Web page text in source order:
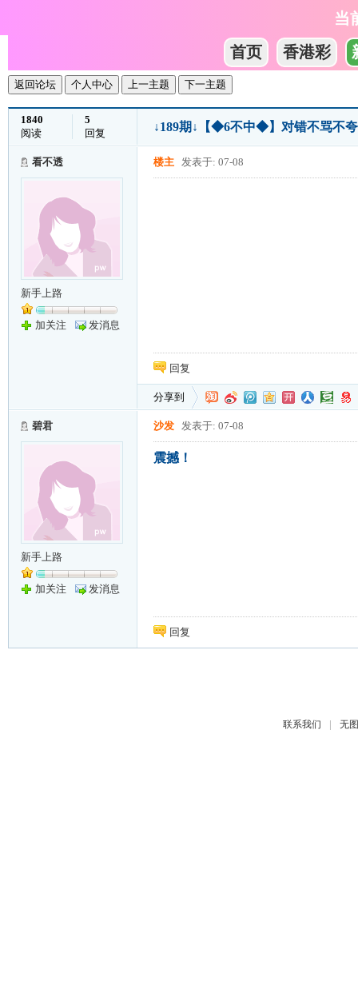
当
首页
香港彩
返回论坛 个人中心 上一主题 下一主题
1840
阅读
5
回复
↓189期↓【◆6不中◆】对错不骂不
看不透
新手上路
加关注 发消息
楼主 发表于: 07-08
回复
分享到
碧君
新手上路
加关注 发消息
沙发 发表于: 07-08
震撼！
回复
联系我们 | 无